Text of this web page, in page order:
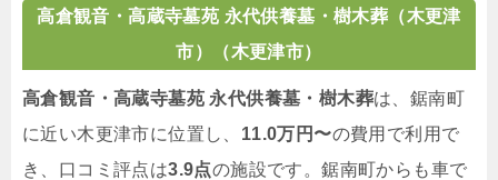
高倉観音・高蔵寺墓苑 永代供養墓・樹木葬（木更津
市）（木更津市）
高倉観音・高蔵寺墓苑 永代供養墓・樹木葬は、鋸南町
に近い木更津市に位置し、 11.0万円〜の費用で利用で
き、口コミ評点は3.9点の施設です。鋸南町からも車で